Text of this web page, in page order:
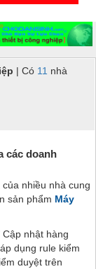
| Có 11 nhà
các doanh
nhiều nhà cung
sản phẩm Máy
nhật hàng
dụng rule kiểm
duyệt trên